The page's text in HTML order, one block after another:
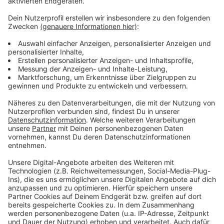
Mit zehn Punkten nach sechs Spielen liegt die DEG
auf dem 4. Tabellenplatz der Nord-Gruppe der
Deutschen Eishockey Liga. Morgen (13. Januar 2021)
spielt die DEG auswärts Wolfsburg.
Weitere Infos und Links zum Thema:
Der Spielbericht der Eisbären!
Die Homepage der Deutschen Eishockey Liga!